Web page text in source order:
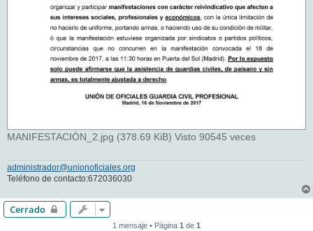
MANIFESTACIÓN_2.jpg (378.69 KiB) Visto 90545 veces
administrador@unionoficiales.org
Teléfono de contacto:672036030
Cerrado
1 mensaje • Página 1 de 1